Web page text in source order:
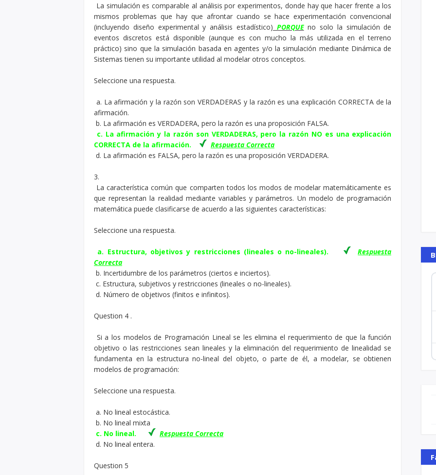
La simulación es comparable al análisis por experimentos, donde hay que hacer frente a los
mismos problemas que hay que afrontar cuando se hace experimentación convencional
(incluyendo diseño experimental y análisis estadístico) PORQUEno solo la simulación de
eventos discretos está disponible (aunque es con mucho la más utilizada en el terreno
práctico) sino que la simulación basada en agentes y/o la simulación mediante Dinámica de
Sistemas tienen su importante utilidad al modelar otros conceptos.
Seleccione una respuesta.
a. La afirmación y la razón son VERDADERAS y la razón es una explicación CORRECTA de la
afirmación.
b. La afirmación es VERDADERA, pero la razón es una proposición FALSA.
c. La afirmación y la razón son VERDADERAS, pero la razón NO es una explicación
CORRECTA de la afirmación.
Respuesta Correcta
d. La afirmación es FALSA, pero la razón es una proposición VERDADERA.
3.
La característica común que comparten todos los modos de modelar matemáticamente es
que representan la realidad mediante variables y parámetros. Un modelo de programación
matemática puede clasificarse de acuerdo a las siguientes características:
Seleccione una respuesta.
a. Estructura, objetivos y restricciones (lineales o no-lineales).
Respuesta
Correcta
b. Incertidumbre de los parámetros (ciertos e inciertos).
c. Estructura, subjetivos y restricciones (lineales o no-lineales).
d. Número de objetivos (finitos e infinitos).
Question 4 .
Si a los modelos de Programación Lineal se les elimina el requerimiento de que la función
objetivo o las restricciones sean lineales y la eliminación del requerimiento de linealidad se
fundamenta en la estructura no-lineal del objeto, o parte de él, a modelar, se obtienen
modelos de programación:
Seleccione una respuesta.
a. No lineal estocástica.
b. No lineal mixta
c. No lineal.
Respuesta Correcta
d. No lineal entera.
Question 5